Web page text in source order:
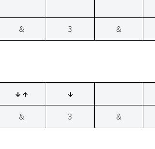
& 3 &
↓ ↑ ↓
& 3 &